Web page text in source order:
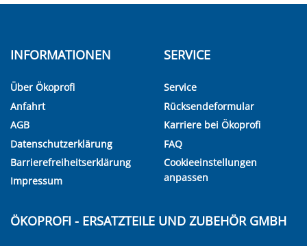
INFORMATIONEN
Über Ökoprofi
Anfahrt
AGB
Datenschutzerklärung
Barrierefreiheitserklärung
Impressum
SERVICE
Service
Rücksendeformular
Karriere bei Ökoprofi
FAQ
Cookieeinstellungen
anpassen
ÖKOPROFI - ERSATZTEILE UND ZUBEHÖR GMBH